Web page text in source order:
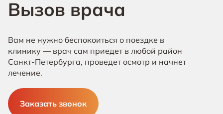
Вызов врача
Вам не нужно беспокоиться о поездке в
клинику — врач сам приедет в любой район
Санкт-Петербурга, проведет осмотр и начнет
лечение.
Заказать звонок